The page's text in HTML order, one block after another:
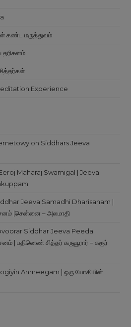
கண்ட மருத்துவம்
Experience
on Siddhars Jeeva
Maharaj Swamigal | Jeeva
Jeeva Samadhi Dharisanam |
|சென்னை – அலமாதி
Siddhar Jeeva Peeda
| பதினெண் சித்தர் கருவூரார் – கரூர்
Anmeegam | ஒரு யோகியின்